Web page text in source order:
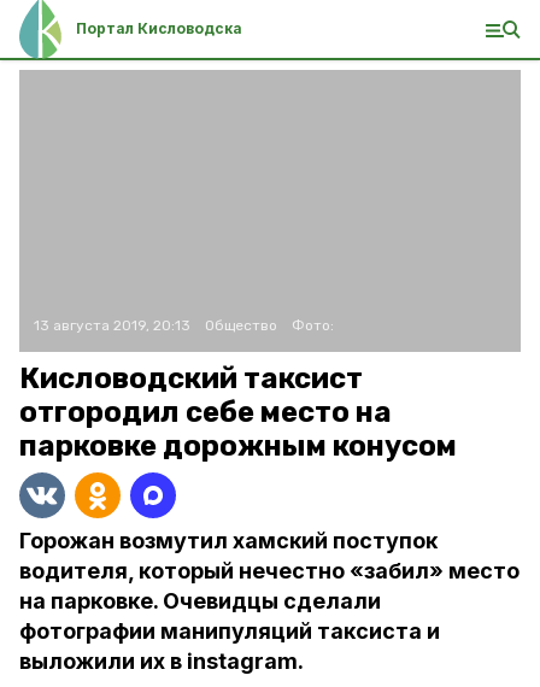
Портал Кисловодска
13 августа 2019, 20:13 Общество Фото:
Кисловодский таксист
отгородил себе место на
парковке дорожным конусом
Горожан возмутил хамский поступок
водителя, который нечестно «забил» место
на парковке. Очевидцы сделали
фотографии манипуляций таксиста и
выложили их в instagram.